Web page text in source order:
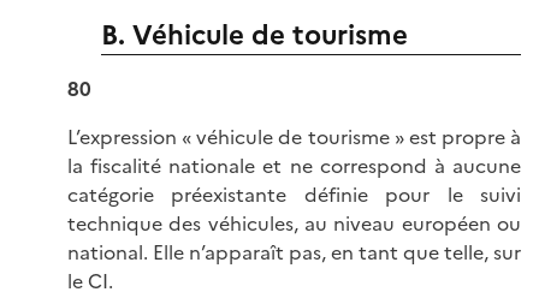
B. Véhicule de tourisme
80
L’expression « véhicule de tourisme » est propre à
la fiscalité nationale et ne correspond à aucune
catégorie préexistante définie pour le suivi
technique des véhicules, au niveau européen ou
national. Elle n’apparaît pas, en tant que telle, sur
le CI.